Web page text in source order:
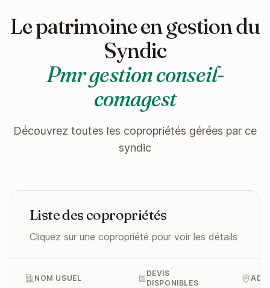
Le patrimoine en gestion du
Syndic
Pmr gestion conseil-
comagest
Découvrez toutes les copropriétés gérées par ce
syndic
Liste des copropriétés
Cliquez sur une copropriété pour voir les détails
NOM USUEL
DEVIS
DISPONIBLES